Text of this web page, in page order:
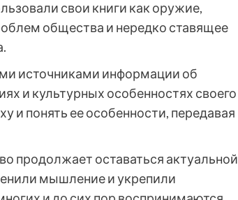
свои книги как оружие,
общества и нередко ставящее
источниками информации об
и культурных особенностях своего
и понять ее особенности, передавая
продолжает оставаться актуальной
мышление и укрепили